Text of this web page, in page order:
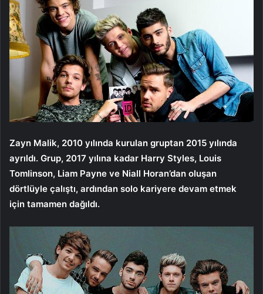
Zayn Malik, 2010 yılında kurulan gruptan 2015 yılında
ayrıldı. Grup, 2017 yılına kadar Harry Styles, Louis
Tomlinson, Liam Payne ve Niall Horan’dan oluşan
dörtlüyle çalıştı, ardından solo kariyere devam etmek
için tamamen dağıldı.